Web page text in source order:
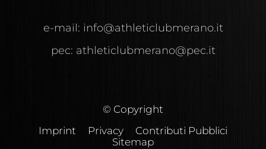
e-mail: info@athleticlubmerano.it
pec: athleticlubmerano@pec.it
© Copyright
Imprint
Privacy
Contributi Pubblici
Sitemap